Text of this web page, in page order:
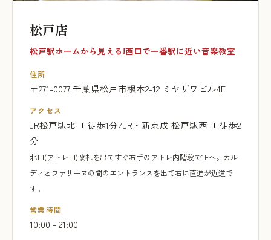
松戸店
松戸駅ホームから見える!西口で一番駅に近い音楽教室
住所
〒271-0077 千葉県松戸市根本2-12 ミヤザワビル4F
アクセス
JR松戸駅北口 徒歩1分/JR・新京成 松戸駅西口 徒歩2
分
北口(アトレ口)改札を出てすぐ右手のアトレ内階段で1Fへ。カル
ディとファリーヌの間のエントランスを出て右に直進が近道で
す。
営業時間
10:00 - 21:00